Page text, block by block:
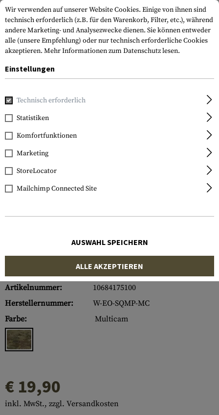
Home Tactical Gear
Warrior
Single Quick Mag 9mm
Artikelnummer:
10684175100
Herstellernummer:
W-EO-SQMP-MC
Farbe:
Multicam
€ 19,90
inkl. MwSt., zzgl. Versandkosten
Wir verwenden auf unserer Website Cookies. Einige von ihnen sind
technisch erforderlich (z.B. für den Warenkorb, Filter, etc.), während
andere Marketing- und Analysezwecke dienen. Sie können entweder
alle (unsere Empfehlung) oder nur technisch erforderliche Cookies
akzeptieren. Mehr Informationen zum Datenschutz lesen.
Einstellungen
Technisch erforderlich
Statistiken
Komfortfunktionen
Marketing
StoreLocator
Mailchimp Connected Site
AUSWAHL SPEICHERN
ALLE AKZEPTIEREN